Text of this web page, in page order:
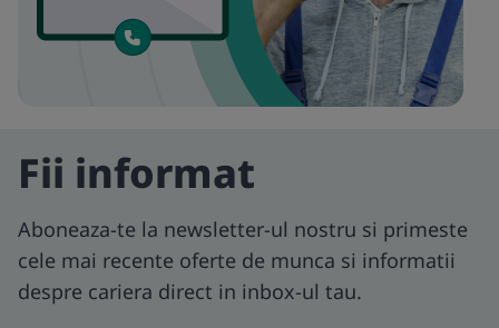
Fii informat
Aboneaza-te la newsletter-ul nostru si primeste
cele mai recente oferte de munca si informatii
despre cariera direct in inbox-ul tau.